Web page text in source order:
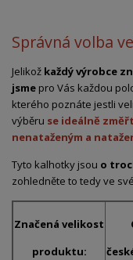
Správná volba
Jelikož každý výrobce
jsme pro Vás každou
kterého poznáte jestli
výběru se ideálně
nenataženým a
Tyto kalhotky jsou o
zohledněte to tedy ve
Značená velikost
produktu: